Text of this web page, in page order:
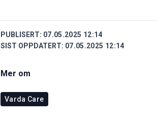
PUBLISERT: 07.05.2025 12:14
SIST OPPDATERT: 07.05.2025 12:14
Mer om
Varda Care